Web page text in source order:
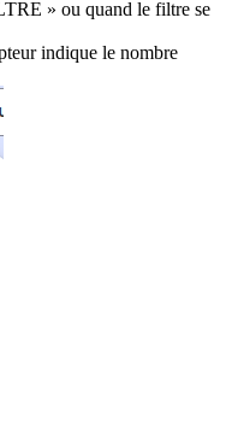
» ou quand le filtre se
indique le nombre